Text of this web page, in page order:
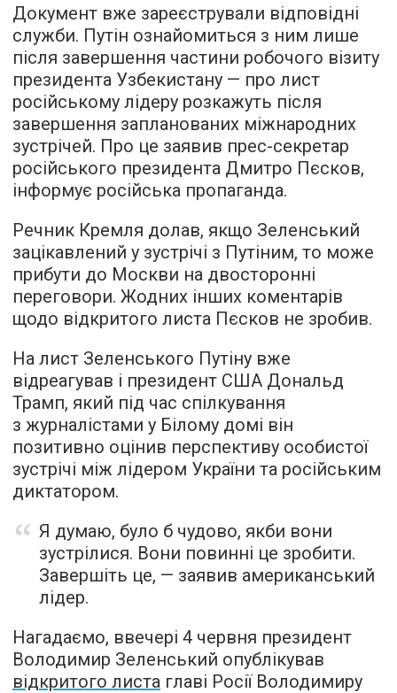
Документ вже зареєстрували відповідні
служби. Путін ознайомиться з ним лише
після завершення частини робочого візиту
президента Узбекистану — про лист
російському лідеру розкажуть після
завершення запланованих міжнародних
зустрічей. Про це заявив прес-секретар
російського президента Дмитро Пєсков,
інформує російська пропаганда.
Речник Кремля долав, якщо Зеленський
зацікавлений у зустрічі з Путіним, то може
прибути до Москви на двосторонні
переговори. Жодних інших коментарів
щодо відкритого листа Пєсков не зробив.
На лист Зеленського Путіну вже
відреагував і президент США Дональд
Трамп, який під час спілкування
з журналістами у Білому домі він
позитивно оцінив перспективу особистої
зустрічі між лідером України та російським
диктатором.
Я думаю, було б чудово, якби вони
зустрілися. Вони повинні це зробити.
Завершіть це, — заявив американський
лідер.
Нагадаємо, ввечері 4 червня президент
Володимир Зеленський опублікував
відкритого листа главі Росії Володимиру